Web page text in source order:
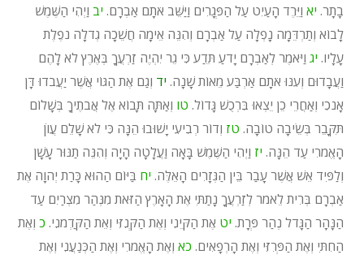
בָתָר. יא וַיֵּרֶד הָעַיִט עַל הַפְּגָרִים וַיַּשֵּׁב אֹתָם אַבְרָם. יב וַיְהִי הַשֶּׁמֶשׁ
לָבוֹא וְתַרְדֵּמָה נָפְלָה עַל אַבְרָם וְהִנֵּה אֵימָה חֲשֵׁכָה גְדֹלָה נֹפֶלֶת
עָלָיו. יג וַיֹּאמֶר לְאַבְרָם יָדֹעַ תֵּדַע כִּי גֵר יִהְיֶה זַרְעֲךָ בְּאֶרֶץ לֹא לָהֶם
וַעֲבָדוּם וְעִנּוּ אֹתָם אַרְבַּע מֵאוֹת שָׁנָה. יד וְגַם אֶת הַגּוֹי אֲשֶׁר יַעֲבֹדוּ דָּן
אָנֹכִי וְאַחֲרֵי כֵן יֵצְאוּ בִּרְכֻשׁ גָּדוֹל. טו וְאַתָּה תָּבוֹא אֶל אֲבֹתֶיךָ בְּשָׁלוֹם
תִּקָּבֵר בְּשֵׂיבָה טוֹבָה. טז וְדוֹר רְבִיעִי יָשׁוּבוּ הֵנָּה כִּי לֹא שָׁלֵם עֲו‍ֹן
הָאֱמֹרִי עַד הֵנָּה. יז וַיְהִי הַשֶּׁמֶשׁ בָּאָה וַעֲלָטָה הָיָה וְהִנֵּה תַנּוּר עָשָׁן
וְלַפִּיד אֵשׁ אֲשֶׁר עָבַר בֵּין הַגְּזָרִים הָאֵלֶּה. יח בַּיּוֹם הַהוּא כָּרַת יְהוָה אֶת
אַבְרָם בְּרִית לֵאמֹר לְזַרְעֲךָ נָתַתִּי אֶת הָאָרֶץ הַזֹּאת מִנְּהַר מִצְרַיִם עַד
הַנָּהָר הַגָּדֹל נְהַר פְּרָת. יט אֶת הַקֵּינִי וְאֶת הַקְּנִזִּי וְאֵת הַקַּדְמֹנִי. כ וְאֶת
הַחִתִּי וְאֶת הַפְּרִזִּי וְאֶת הָרְפָאִים. כא וְאֶת הָאֱמֹרִי וְאֶת הַכְּנַעֲנִי וְאֶת